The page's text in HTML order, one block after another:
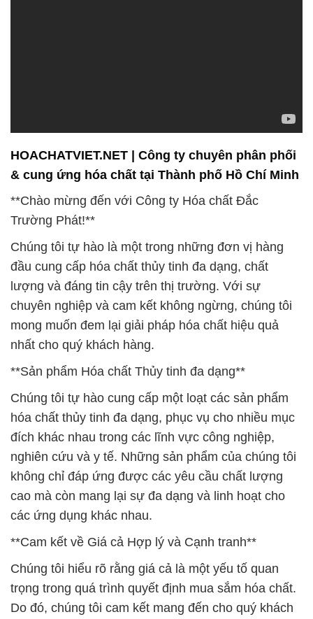
HOACHATVIET.NET | Công ty chuyên phân phối
& cung ứng hóa chất tại Thành phố Hồ Chí Minh
**Chào mừng đến với Công ty Hóa chất Đắc
Trường Phát!**
Chúng tôi tự hào là một trong những đơn vị hàng
đầu cung cấp hóa chất thủy tinh đa dạng, chất
lượng và đáng tin cậy trên thị trường. Với sự
chuyên nghiệp và cam kết không ngừng, chúng tôi
mong muốn đem lại giải pháp hóa chất hiệu quả
nhất cho quý khách hàng.
**Sản phẩm Hóa chất Thủy tinh đa dạng**
Chúng tôi tự hào cung cấp một loạt các sản phẩm
hóa chất thủy tinh đa dạng, phục vụ cho nhiều mục
đích khác nhau trong các lĩnh vực công nghiệp,
nghiên cứu và y tế. Những sản phẩm của chúng tôi
không chỉ đáp ứng được các yêu cầu chất lượng
cao mà còn mang lại sự đa dạng và linh hoạt cho
các ứng dụng khác nhau.
**Cam kết về Giá cả Hợp lý và Cạnh tranh**
Chúng tôi hiểu rõ rằng giá cả là một yếu tố quan
trọng trong quá trình quyết định mua sắm hóa chất.
Do đó, chúng tôi cam kết mang đến cho quý khách